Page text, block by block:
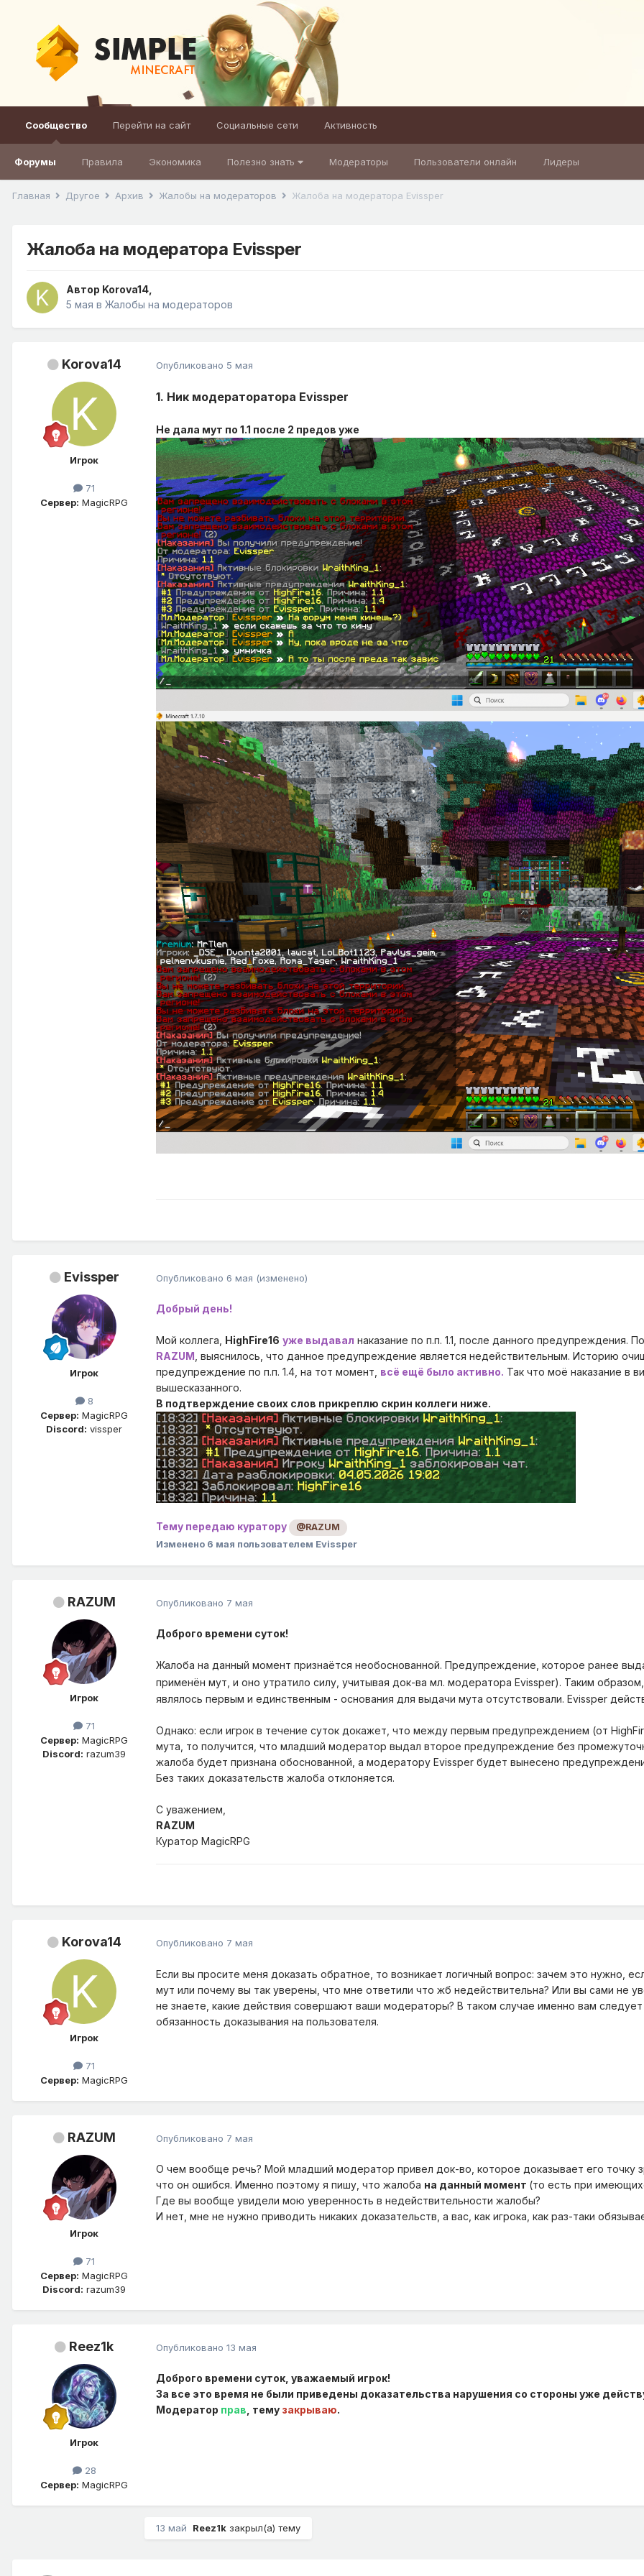
Сообщество
Форумы Правила Экономика Полезно знать Модераторы Пользователи онлайн Лидеры
Перейти на сайт Социальные сети Активность
Главная Другое Архив Жалобы на модераторов Жалоба на модератора Evissper
Жалоба на модератора Evissper
Автор Korova14
5 мая в Жалобы на модераторов
Korova14
Игрок
71
Сервер: MagicRPG
Опубликовано 5 мая
1. Ник модераторатора Evissper
Не дала мут по 1.1 после 2 предов уже
Evissper
Игрок
8
Сервер: MagicRPG
Discord: vissper
Опубликовано 6 мая (изменено)
Добрый день!
Мой коллега, HighFire16 уже выдавал наказание по п.п. 1.1, после данного предупреждения.
RAZUM , выяснилось, что данное предупреждение является недействительным. Историю
предупреждение по п.п. 1.4, на тот момент, всё ещё было активно. Так что моё наказание в
вышесказанного.
В подтверждение своих слов прикреплю скрин коллеги ниже.
Тему передаю куратору @RAZUM
Изменено 6 мая пользователем Evissper
RAZUM
Игрок
71
Сервер: MagicRPG
Discord: razum39
Опубликовано 7 мая
Доброго времени суток!
Жалоба на данный момент признаётся необоснованной. Предупреждение, которое ранее
применён мут, и оно утратило силу, учитывая док-ва мл. модератора Evissper). Таким
являлось первым и единственным - основания для выдачи мута отсутствовали. Evissper
Однако: если игрок в течение суток докажет, что между первым предупреждением (от
мута, то получится, что младший модератор выдал второе предупреждение без
жалоба будет признана обоснованной, а модератору Evissper будет вынесено
Без таких доказательств жалоба отклоняется.
С уважением,
RAZUM
Куратор MagicRPG
Korova14
Игрок
71
Сервер: MagicRPG
Опубликовано 7 мая
Если вы просите меня доказать обратное, то возникает логичный вопрос: зачем это нужно,
мут или почему вы так уверены, что мне ответили что жб недействительна? Или вы сами не
не знаете, какие действия совершают ваши модераторы? В таком случае именно вам
обязанность доказывания на пользователя.
RAZUM
Игрок
71
Сервер: MagicRPG
Discord: razum39
Опубликовано 7 мая
О чем вообще речь? Мой младший модератор привел док-во, которое доказывает его точку
что он ошибся. Именно поэтому я пишу, что жалоба на данный момент (то есть при
Где вы вообще увидели мою уверенность в недействительности жалобы?
И нет, мне не нужно приводить никаких доказательств, а вас, как игрока, как раз-таки
Reez1k
Игрок
28
Сервер: MagicRPG
Опубликовано 13 мая
Доброго времени суток, уважаемый игрок!
За все это время не были приведены доказательства нарушения со стороны уже
Модератор прав , тему закрываю.
13 май Reez1k закрыл(а) тему